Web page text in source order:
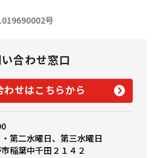
号
合わせ窓口
わせはこちらから
第二水曜日、第三水曜日
稲葉中千田２１４２